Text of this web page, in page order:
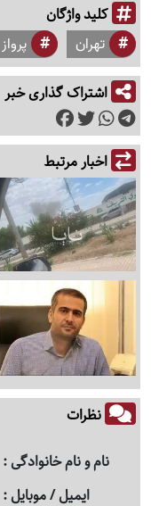
کلید واژگان
تهران پرواز
اشتراک گذاری خبر
اخبار مرتبط
نظرات
نام و نام خانوادگی
ایمیل / موبایل